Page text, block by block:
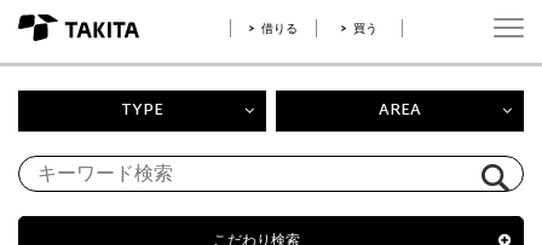
借りる 買う
TYPE AREA
こだわり検索